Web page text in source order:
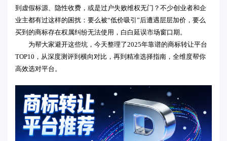
到虚假标源、隐性收费，或是过户失败维权无门？不少创业者和企
业主都有过这样的困扰：要么被“低价吸引”后遭遇层层加价，要么
买到的商标存在权属纠纷无法使用，白白延误市场窗口期。
为帮大家避开这些坑，今天整理了2025年靠谱的商标转让平台
TOP10，从深度测评到横向对比，再到精准选择指南，全维度帮你
高效选对平台。